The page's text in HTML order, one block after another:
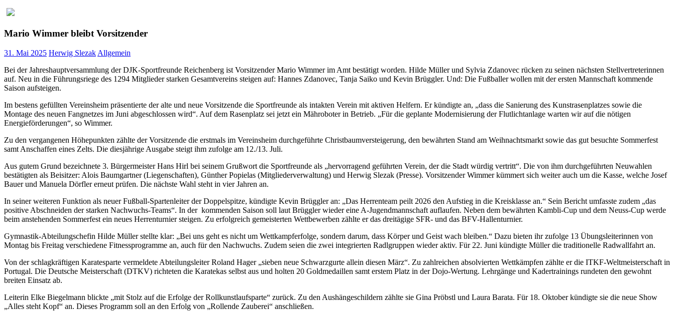
Mario Wimmer bleibt Vorsitzender
31. Mai 2025 Herwig Slezak Allgemein
Bei der Jahreshauptversammlung der DJK-Sportfreunde Reichenberg ist Vorsitzender Mario Wimmer im Amt bestätigt worden. Hilde Müller und Sylvia Zdanovec rücken zu seinen nächsten Stellvertreterinnen
auf. Neu in die Führungsriege des 1294 Mitglieder starken Gesamtvereins steigen auf: Hannes Zdanovec, Tanja Saiko und Kevin Brüggler. Und: Die Fußballer wollen mit der ersten Mannschaft kommende
Saison aufsteigen.
Im bestens gefüllten Vereinsheim präsentierte der alte und neue Vorsitzende die Sportfreunde als intakten Verein mit aktiven Helfern. Er kündigte an, „dass die Sanierung des Kunstrasenplatzes sowie die
Montage des neuen Fangnetzes im Juni abgeschlossen wird“. Auf dem Rasenplatz sei jetzt ein Mähroboter in Betrieb. „Für die geplante Modernisierung der Flutlichtanlage warten wir auf die nötigen
Energieförderungen“, so Wimmer.
Zu den vergangenen Höhepunkten zählte der Vorsitzende die erstmals im Vereinsheim durchgeführte Christbaumversteigerung, den bewährten Stand am Weihnachtsmarkt sowie das gut besuchte Sommerfest
samt Anschaffen eines Zelts. Die diesjährige Ausgabe steigt ihm zufolge am 12./13. Juli.
Aus gutem Grund bezeichnete 3. Bürgermeister Hans Hirl bei seinem Grußwort die Sportfreunde als „hervorragend geführten Verein, der die Stadt würdig vertritt“. Die von ihm durchgeführten Neuwahlen
bestätigten als Beisitzer: Alois Baumgartner (Liegenschaften), Günther Popielas (Mitgliederverwaltung) und Herwig Slezak (Presse). Vorsitzender Wimmer kümmert sich weiter auch um die Kasse, welche Josef
Bauer und Manuela Dörfler erneut prüfen. Die nächste Wahl steht in vier Jahren an.
In seiner weiteren Funktion als neuer Fußball-Spartenleiter der Doppelspitze, kündigte Kevin Brüggler an: „Das Herrenteam peilt 2026 den Aufstieg in die Kreisklasse an.“ Sein Bericht umfasste zudem „das
positive Abschneiden der starken Nachwuchs-Teams“. In der kommenden Saison soll laut Brüggler wieder eine A-Jugendmannschaft auflaufen. Neben dem bewährten Kambli-Cup und dem Neuss-Cup werde
beim anstehenden Sommerfest ein neues Herrenturnier steigen. Zu erfolgreich gemeisterten Wettbewerben zählte er das dreitägige SFR- und das BFV-Hallenturnier.
Gymnastik-Abteilungschefin Hilde Müller stellte klar: „Bei uns geht es nicht um Wettkampferfolge, sondern darum, dass Körper und Geist wach bleiben.“ Dazu bieten ihr zufolge 13 Übungsleiterinnen von
Montag bis Freitag verschiedene Fitnessprogramme an, auch für den Nachwuchs. Zudem seien die zwei integrierten Radlgruppen wieder aktiv. Für 22. Juni kündigte Müller die traditionelle Radwallfahrt an.
Von der schlagkräftigen Karatesparte vermeldete Abteilungsleiter Roland Hager „sieben neue Schwarzgurte allein diesen März“. Zu zahlreichen absolvierten Wettkämpfen zählte er die ITKF-Weltmeisterschaft in
Portugal. Die Deutsche Meisterschaft (DTKV) richteten die Karatekas selbst aus und holten 20 Goldmedaillen samt erstem Platz in der Dojo-Wertung. Lehrgänge und Kadertrainings rundeten den gewohnt
breiten Einsatz ab.
Leiterin Elke Biegelmann blickte „mit Stolz auf die Erfolge der Rollkunstlaufsparte“ zurück. Zu den Aushängeschildern zählte sie Gina Pröbstl und Laura Barata. Für 18. Oktober kündigte sie die neue Show
„Alles steht Kopf“ an. Dieses Programm soll an den Erfolg von „Rollende Zauberei“ anschließen.